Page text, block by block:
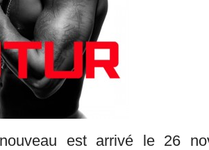
est arrivé le 26